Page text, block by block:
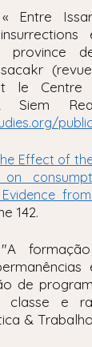
Entre
province
le Centre
Effect of
on
142.
"A
de
classe e
& Trabalho